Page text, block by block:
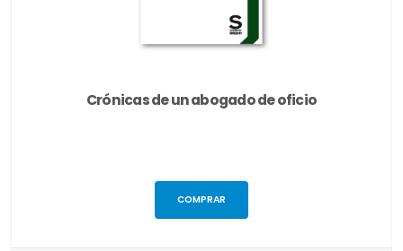
Crónicas de un abogado de oficio
COMPRAR